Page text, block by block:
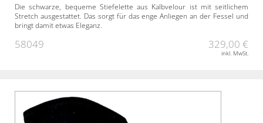
Die schwarze, bequeme Stiefelette aus Kalbvelour ist mit seitlichem
Stretch ausgestattet. Das sorgt für das enge Anliegen an der Fessel und
bringt damit etwas Eleganz.
58049 329,00 €
inkl. MwSt.